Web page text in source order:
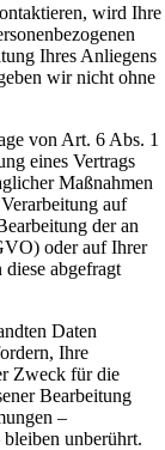
wird Ihre
Ihres Anliegens
wir nicht ohne
von Art. 6 Abs. 1
eines Vertrags
Maßnahmen
auf
der an
oder auf Ihrer
abgefragt
Daten
Ihre
Zweck für die
Bearbeitung
–
unberührt.